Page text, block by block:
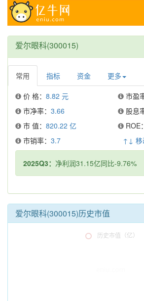
爱尔眼科(300015)
常用 指标 资金 更多
价 格： 8.82 元 市盈
市净率： 3.66 股息
市 值： 820.22 亿 ROE：
市销率： 3.7 ↑↓ 移
2025Q3： 净利润31.15亿同比-9.76%
爱尔眼科(300015)历史市值